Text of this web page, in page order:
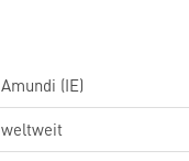
Amundi (IE)
weltweit